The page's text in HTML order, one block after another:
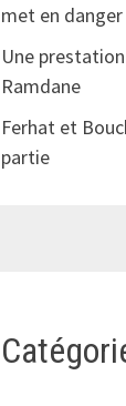
met en danger
Une
Ramdane
Ferhat et
partie